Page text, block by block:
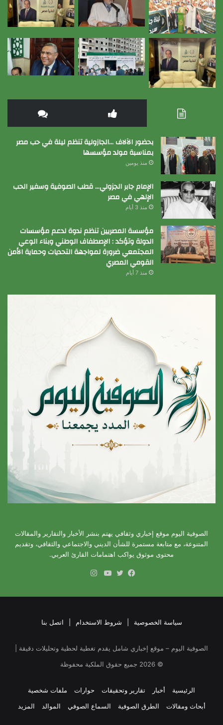
بحضور الآلاف …الجازولية تنظم ليلة في حب مصر
بمناسبة مولد مؤسسها
منذ يومين
الإمام جابر الجزولي… قطب الصوفية وسفير الحب
الإلهي في مصر
منذ 3 أيام
مؤسسة المصريين تنظم ندوة لدعم مؤسسات
الدولة وتؤكد : الإصطفاف الوطني وبناء الوعي
المجتمعي ضرورة لمواجهة التحديات وحماية الأمن
القومي المصري
منذ 7 أيام
الصوفية اليوم موقع إخباري وثقافي يهتم بنشر الأخبار والتقارير والمقالات
المتنوعة، مع متابعة مستمرة للشأن الديني والاجتماعي والثقافي، وتقديم
محتوى موثوق يواكب اهتمامات القارئ العربي.
سياسة الخصوصية شروط الاستخدام اتصل بنا
الصوفية اليوم – موقع إخباري شامل يقدم تغطية لحظية وتحليلات دقيقة |
©
2026 جميع حقوق الملكية محفوظة
الرئيسية أخبار تقارير وتحقيقات حوارات
ملفات شخصية
أبحاث ومقالات
الطرق الصوفية السماع الصوفي الموالد المزيد